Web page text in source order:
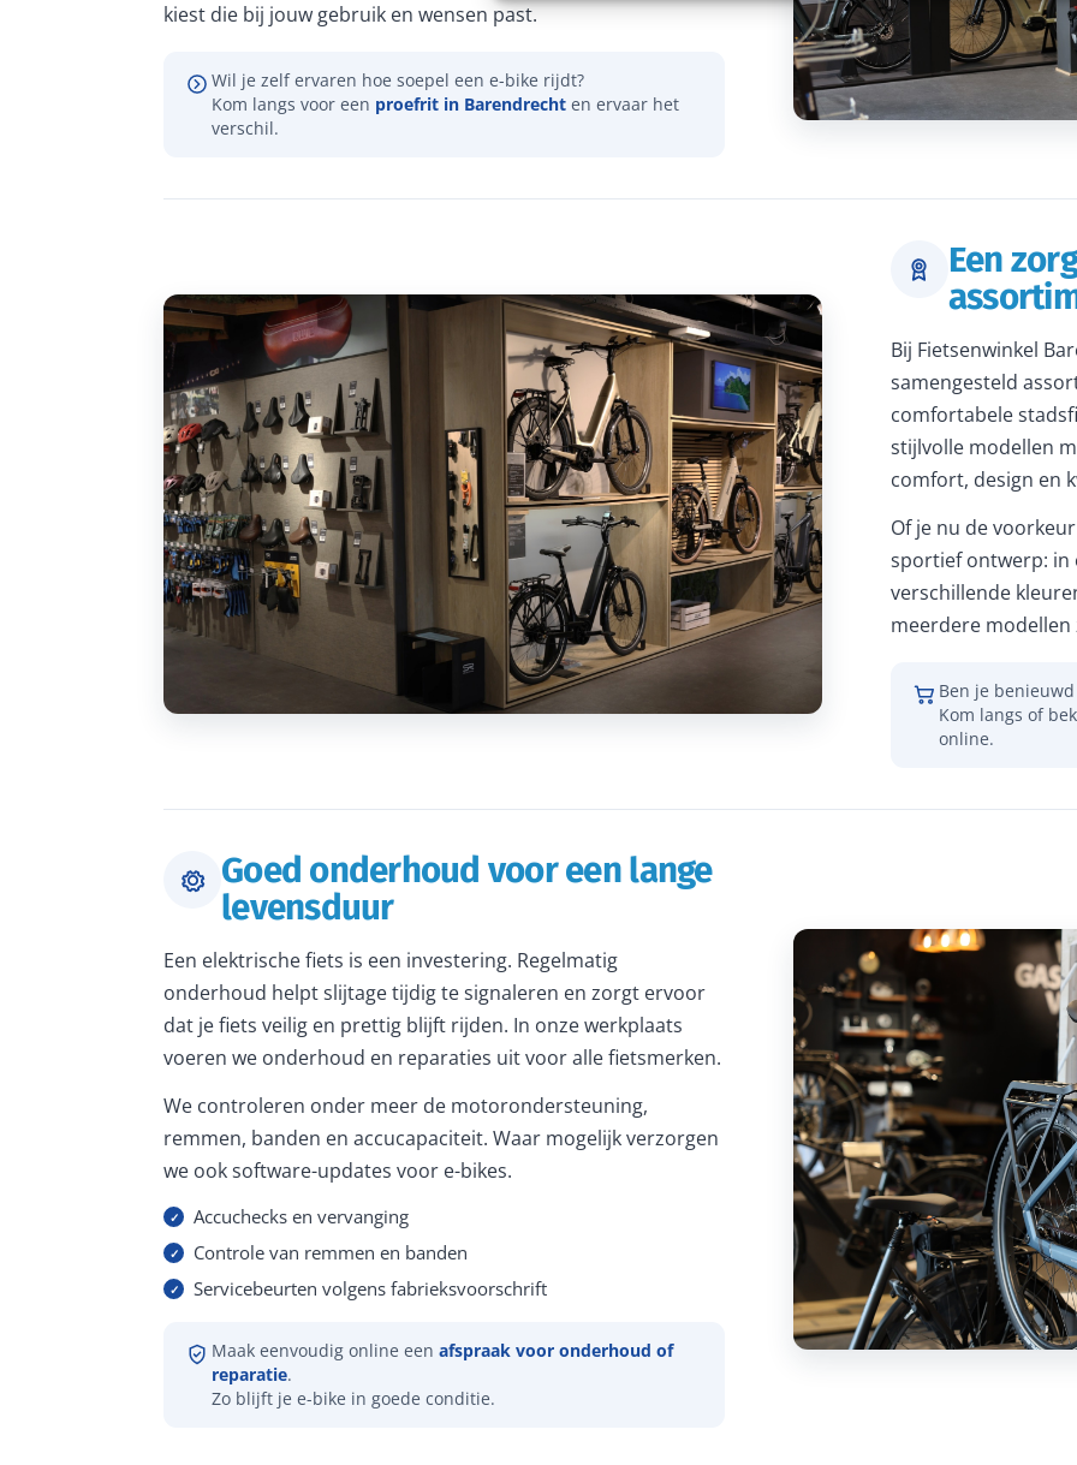
kiest die bij jouw gebruik en wensen past.
Wil je zelf ervaren hoe soepel een e-bike rijdt?
Kom langs voor een proefrit in Barendrecht en ervaar het
verschil.
Een
Bij Fietsenwinkel
samengesteld
comfortabele
stijlvolle modellen
comfort, design en
Of je nu de
sportief ontwerp: in
verschillende
meerdere
Ben je
Kom langs of
online.
Goed onderhoud voor een lange
levensduur
Een elektrische fiets is een investering. Regelmatig
onderhoud helpt slijtage tijdig te signaleren en zorgt ervoor
dat je fiets veilig en prettig blijft rijden. In onze werkplaats
voeren we onderhoud en reparaties uit voor alle fietsmerken.
We controleren onder meer de motorondersteuning,
remmen, banden en accucapaciteit. Waar mogelijk verzorgen
we ook software-updates voor e-bikes.
Accuchecks en vervanging
Controle van remmen en banden
Servicebeurten volgens fabrieksvoorschrift
Maak eenvoudig online een afspraak voor onderhoud of
reparatie.
Zo blijft je e-bike in goede conditie.